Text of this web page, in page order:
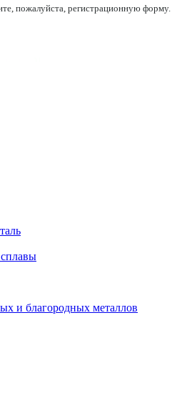
пожалуйста, регистрационную форму.
и благородных металлов